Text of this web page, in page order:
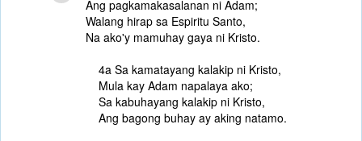
Ang pagkamakasalanan ni Adam;
Walang hirap sa Espiritu Santo,
Na ako'y mamuhay gaya ni Kristo.
4a Sa kamatayang kalakip ni Kristo,
Mula kay Adam napalaya ako;
Sa kabuhayang kalakip ni Kristo,
Ang bagong buhay ay aking natamo.